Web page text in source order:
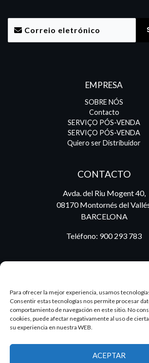
Para ofrecer la mejor experiencia, usamos
Consentir estas tecnologías nos permite procesar
comportamiento de navegación en este sitio. No
cookies, puede afectar negativamente al uso de
su experiencia en nuestra WEB.
ACEPTAR
EMPRESA
SOBRE NÓS
Contacto
SERVIÇO PÓS-VENDA
SERVIÇO PÓS-VENDA
Quiero ser Distribuidor
CONTACTO
Avda. del Riu Mogent 40,
08170 Montornés del
BARCELONA
Teléfono: 900 293 783